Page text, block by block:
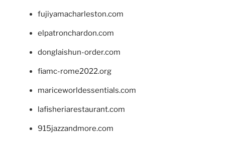
fujiyamacharleston.com
elpatronchardon.com
donglaishun-order.com
fiamc-rome2022.org
mariceworldessentials.com
lafisheriarestaurant.com
915jazzandmore.com